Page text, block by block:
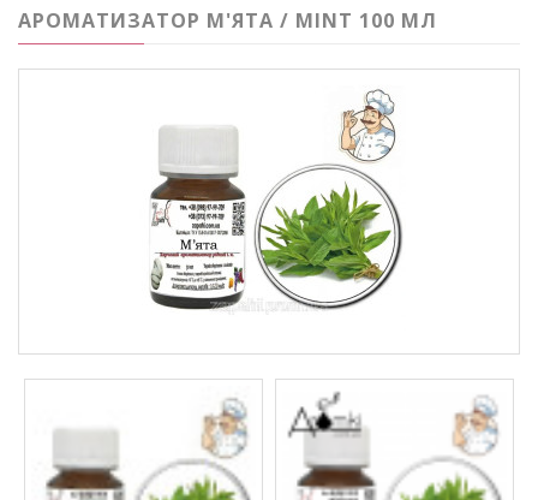
АРОМАТИЗАТОР М'ЯТА / MINT 100 МЛ